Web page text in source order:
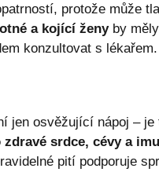
protože může
a kojící ženyby
konzultovat s lékařem.
jen osvěžující nápoj – je
srdce, cévy a
pití podporuje